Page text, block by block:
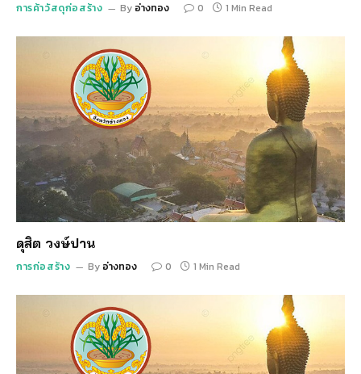
การค้าวัสดุก่อสร้าง By อ่างทอง 0 1 Min Read
ดุสิต วงษ์ปาน
การก่อสร้าง By อ่างทอง 0 1 Min Read